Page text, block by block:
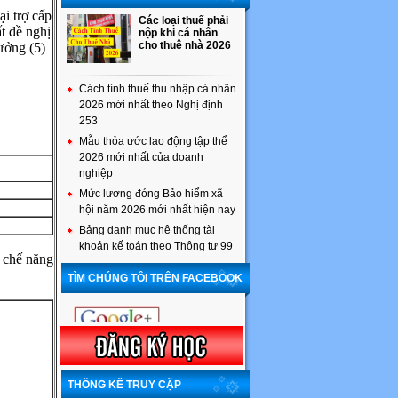
trợ cấp
đề nghị
(5)
năng
Các loại thuế phải
nộp khi cá nhân
cho thuê nhà 2026
Cách tính thuế thu nhập cá nhân
2026 mới nhất theo Nghị định
253
Mẫu thỏa ước lao động tập thể
2026 mới nhất của doanh
nghiệp
Mức lương đóng Bảo hiểm xã
hội năm 2026 mới nhất hiện nay
Bảng danh mục hệ thống tài
khoản kế toán theo Thông tư 99
TÌM CHÚNG TÔI TRÊN FACEBOOK
THỐNG KÊ TRUY CẬP